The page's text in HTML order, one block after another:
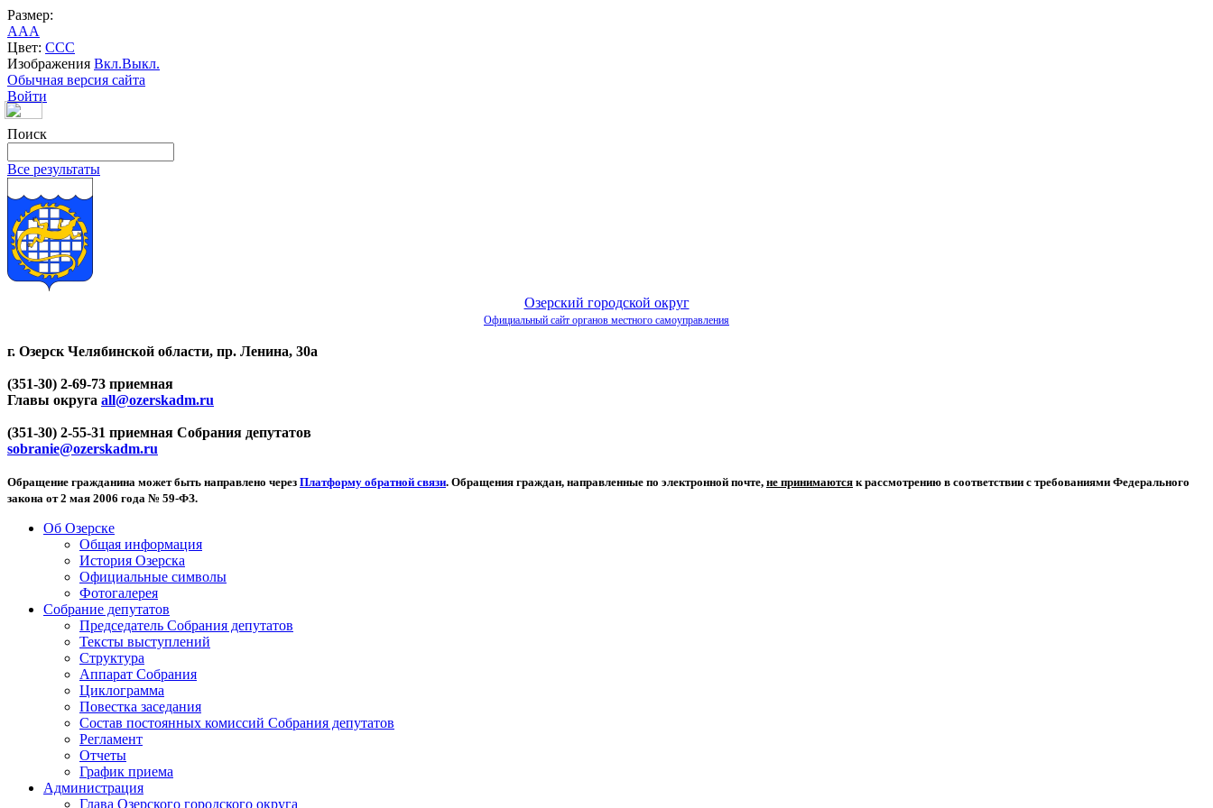
Размер:
AAA
Цвет: CCC
Изображения Вкл.Выкл.
Обычная версия сайта
Войти
Поиск
Все результаты
Озерский городской округ
Официальный сайт органов местного самоуправления
г. Озерск Челябинской области, пр. Ленина, 30а
(351-30) 2-69-73 приемная
Главы округа all@ozerskadm.ru
(351-30) 2-55-31 приемная Собрания депутатов
sobranie@ozerskadm.ru
Обращение гражданина может быть направлено через Платформу обратной связи. Обращения граждан, направленные по электронной почте, не принимаются к рассмотрению в соответствии с требованиями Федерального
закона от 2 мая 2006 года № 59-ФЗ.
Об Озерске
Общая информация
История Озерска
Официальные символы
Фотогалерея
Собрание депутатов
Председатель Собрания депутатов
Тексты выступлений
Структура
Аппарат Собрания
Циклограмма
Повестка заседания
Состав постоянных комиссий Собрания депутатов
Регламент
Отчеты
График приема
Администрация
Глава Озерского городского округа